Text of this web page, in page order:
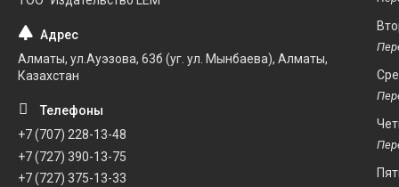
Алматы, ул.Ауэзова, 63б (уг. ул. Мынбаева), Алматы,
Казахстан
+7 (707) 228-13-48
+7 (727) 390-13-75
+7 (727) 375-13-33